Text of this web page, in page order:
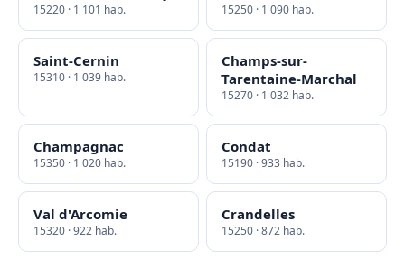
15220 · 1 101 hab. 15250 · 1 090 hab.
Saint-Cernin
15310 · 1 039 hab.
Champs-sur-
Tarentaine-Marchal
15270 · 1 032 hab.
Champagnac
15350 · 1 020 hab.
Condat
15190 · 933 hab.
Val d'Arcomie
15320 · 922 hab.
Crandelles
15250 · 872 hab.